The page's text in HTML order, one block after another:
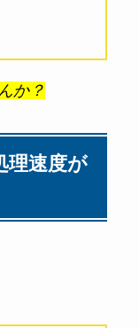
か？
理速度が